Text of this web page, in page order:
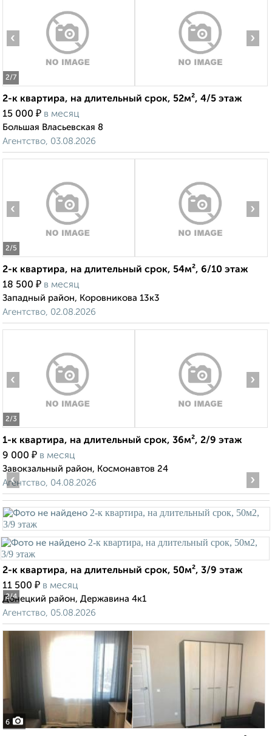
2/7
‹ ›
2-к квартира, на длительный срок, 52м², 4/5 этаж
15 000 ₽ в месяц
Большая Власьевская 8
Агентство, 03.08.2026
2/5
‹ ›
2-к квартира, на длительный срок, 54м², 6/10 этаж
18 500 ₽ в месяц
Западный район, Коровникова 13к3
Агентство, 02.08.2026
2/3
‹ ›
1-к квартира, на длительный срок, 36м², 2/9 этаж
9 000 ₽ в месяц
Завокзальный район, Космонавтов 24
Агентство, 04.08.2026
2/4
‹ ›
2-к квартира, на длительный срок, 50м², 3/9 этаж
11 500 ₽ в месяц
Донецкий район, Державина 4к1
Агентство, 05.08.2026
6